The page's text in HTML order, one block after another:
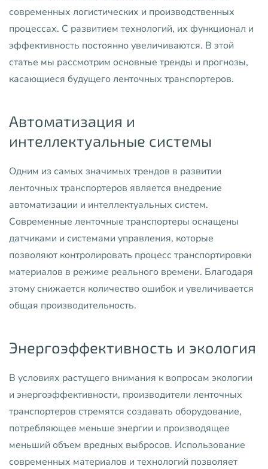
современных логистических и производственных
процессах. С развитием технологий, их функционал и
эффективность постоянно увеличиваются. В этой
статье мы рассмотрим основные тренды и прогнозы,
касающиеся будущего ленточных транспортеров.
Автоматизация и
интеллектуальные системы
Одним из самых значимых трендов в развитии
ленточных транспортеров является внедрение
автоматизации и интеллектуальных систем.
Современные ленточные транспортеры оснащены
датчиками и системами управления, которые
позволяют контролировать процесс транспортировки
материалов в режиме реального времени. Благодаря
этому снижается количество ошибок и увеличивается
общая производительность.
Энергоэффективность и экология
В условиях растущего внимания к вопросам экологии
и энергоэффективности, производители ленточных
транспортеров стремятся создавать оборудование,
потребляющее меньше энергии и производящее
меньший объем вредных выбросов. Использование
современных материалов и технологий позволяет